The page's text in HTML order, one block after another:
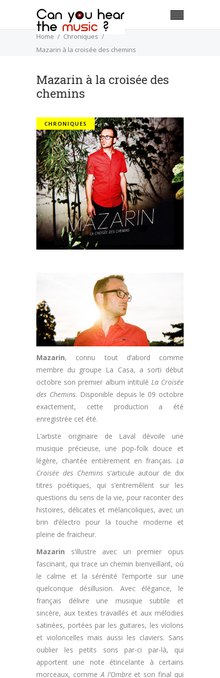
Home
Chroniques
Mazarin à la croisée des chemins
Mazarin à la croisée des
chemins
CHRONIQUES
Mazarin, connu tout d’abord comme
membre du groupe La Casa, a sorti début
octobre son premier album intitulé La Croisée
des Chemins. Disponible depuis le 09 octobre
exactement, cette production a été
enregistrée cet été.
L’artiste originaire de Laval dévoile une
musique précieuse, une pop-folk douce et
légère, chantée entièrement en français. La
Croisée des Chemins s’articule autour de dix
titres poétiques, qui s’entremêlent sur les
questions du sens de la vie, pour raconter des
histoires, délicates et mélancoliques, avec un
brin d’électro pour la touche moderne et
pleine de fraicheur.
Mazarin s’illustre avec un premier opus
fascinant, qui trace un chemin bienveillant, où
le calme et la sérénité l’emporte sur une
quelconque désillusion. Avec élégance, le
français délivre une musique subtile et
sincère, aux textes travaillés et aux mélodies
satinées, portées par les guitares, les violons
et violoncelles mais aussi les claviers. Sans
oublier les petits sons par-ci par-là, qui
apportent une note étincelante à certains
morceaux, comme A l’Ombreet son final qui